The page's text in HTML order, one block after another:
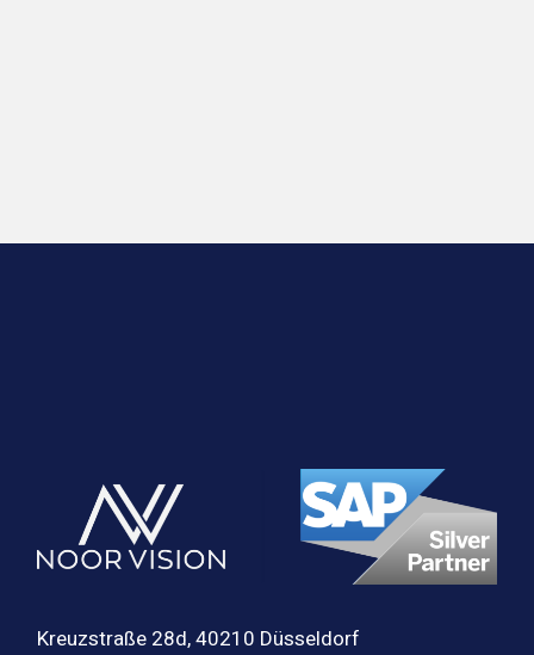
Kreuzstraße 28d, 40210 Düsseldorf